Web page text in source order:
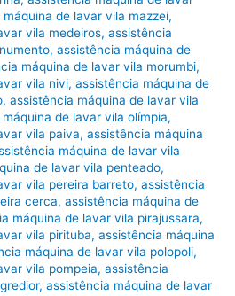
de lavar vila mazzei,
vila medeiros,assistência
,assistência máquina de
máquina de lavar vila morumbi,
vila nivi,assistência máquina de
,assistência máquina de lavar vila
de lavar vila olímpia,
vila paiva,assistência máquina
máquina de lavar vila
de lavar vila penteado,
vila pereira barreto,assistência
cerca,assistência máquina de
máquina de lavar vila pirajussara,
vila pirituba,assistência máquina
máquina de lavar vila polopoli,
vila pompeia,assistência
,assistência máquina de lavar